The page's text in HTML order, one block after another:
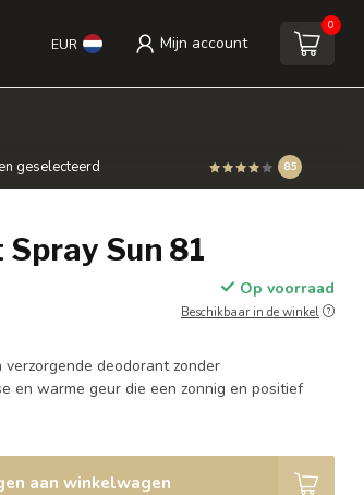
EUR Mijn account
0
geselecteerd 8.5
Sun 81
Op voorraad
Beschikbaar in de winkel
verzorgende deodorant zonder
en warme geur die een zonnig en positief
aan winkelwagen